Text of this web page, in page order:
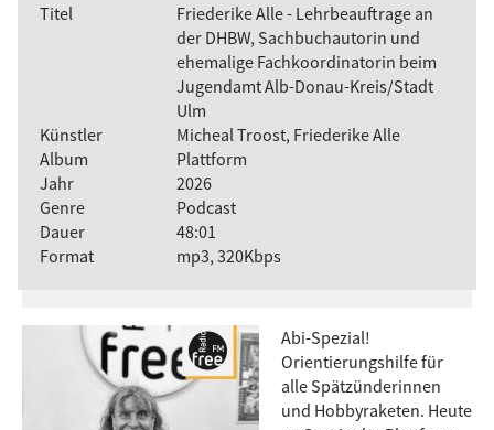
Titel
Friederike Alle - Lehrbeauftrage an
der DHBW, Sachbuchautorin und
ehemalige Fachkoordinatorin beim
Jugendamt Alb-Donau-Kreis/Stadt
Ulm
Künstler
Micheal Troost, Friederike Alle
Album
Plattform
Jahr
2026
Genre
Podcast
Dauer
48:01
Format
mp3, 320Kbps
Abi-Spezial!
Orientierungshilfe für
alle Spätzünderinnen
und Hobbyraketen. Heute